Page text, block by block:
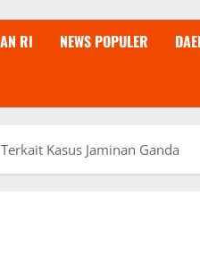
RI NEWS POPULER
Kasus Jaminan Ganda